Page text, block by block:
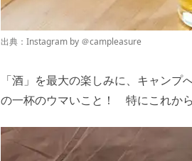
出典：Instagram by ＠campleasure
「酒」を最大の楽しみに、キャン
の一杯のウマいこと！ 特にこれか